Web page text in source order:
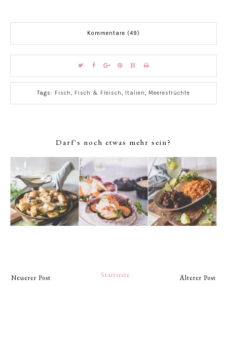
Kommentare (49)
Tags: Fisch, Fisch & Fleisch, Italien, Meeresfrüchte
Darf's noch etwas mehr sein?
Neuerer Post Älterer Post
Startseite